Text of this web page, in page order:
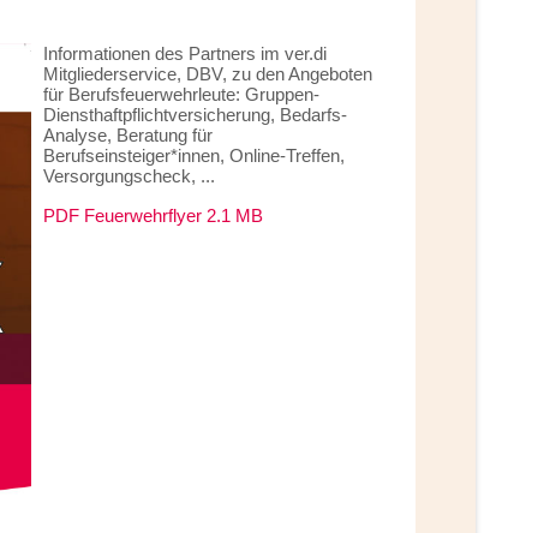
Informationen des Partners im ver.di
Mitgliederservice, DBV, zu den Angeboten
für Berufsfeuerwehrleute: Gruppen-
Diensthaftpflichtversicherung, Bedarfs-
Analyse, Beratung für
Berufseinsteiger*innen, Online-Treffen,
Versorgungscheck, ...
PDF Feuerwehrflyer 2.1 MB